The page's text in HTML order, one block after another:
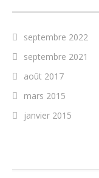
septembre 2022
septembre 2021
août 2017
mars 2015
janvier 2015